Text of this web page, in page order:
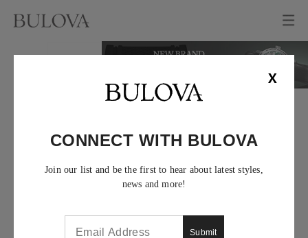
X
CONNECT WITH BULOVA
Join our list and be the first to hear about latest styles,
news and more!
Submit